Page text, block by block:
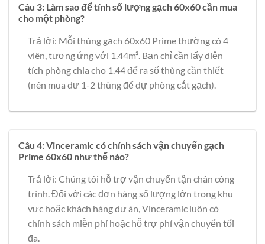
Câu 3: Làm sao để tính số lượng gạch 60x60 cần mua
cho một phòng?
Trả lời: Mỗi thùng gạch 60x60 Prime thường có 4
viên, tương ứng với 1.44m². Bạn chỉ cần lấy diện
tích phòng chia cho 1.44 để ra số thùng cần thiết
(nên mua dư 1-2 thùng để dự phòng cắt gạch).
Câu 4: Vinceramic có chính sách vận chuyển gạch
Prime 60x60 như thế nào?
Trả lời: Chúng tôi hỗ trợ vận chuyển tận chân công
trình. Đối với các đơn hàng số lượng lớn trong khu
vực hoặc khách hàng dự án, Vinceramic luôn có
chính sách miễn phí hoặc hỗ trợ phí vận chuyển tối
đa.